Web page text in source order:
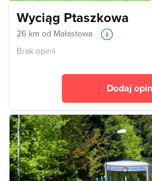
Wyciąg Ptaszkowa
26 km od Małastowa
Brak opinii
Dodaj